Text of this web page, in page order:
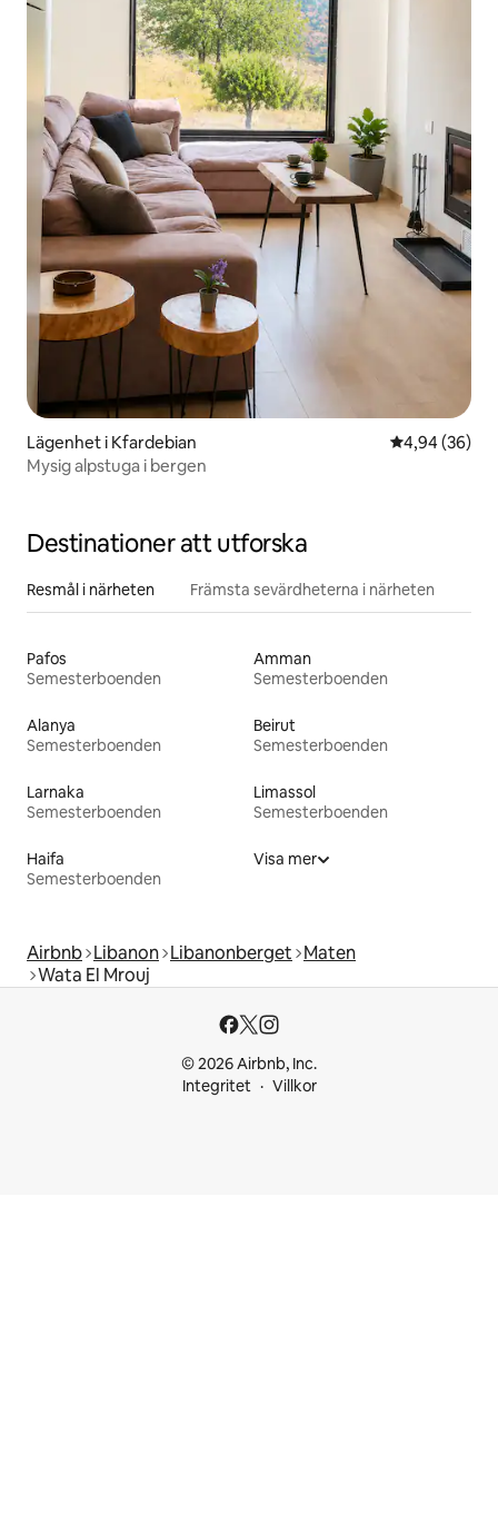
Lägenhet i Kfardebian 4,94 av 5 i
4,94 (36)
Mysig alpstuga i bergen
Destinationer att utforska
Resmål i närheten Främsta sevärdheterna i närheten
Pafos
Semesterboenden
Amman
Semesterboenden
Alanya
Semesterboenden
Beirut
Semesterboenden
Larnaka
Semesterboenden
Limassol
Semesterboenden
Haifa
Semesterboenden
Visa mer
Airbnb Libanon Libanonberget Maten
Wata El Mrouj
© 2026 Airbnb, Inc.
Integritet
Villkor